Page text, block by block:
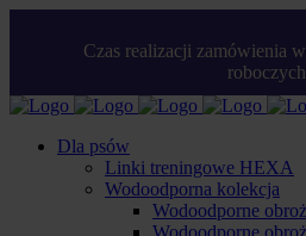
Czas realizacji zamówienia
roboczych
Dla psów
Linki treningowe HEXA
Wodoodporna kolekcja
Wodoodporne
Wodoodporne